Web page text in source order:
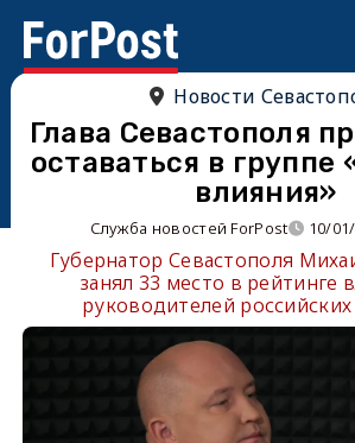
Новости
Глава Севастополя
оставаться в группе
влияния»
Служба новостей ForPost 10/
Губернатор Севастополя
занял 33 место в рейтинге
руководителей